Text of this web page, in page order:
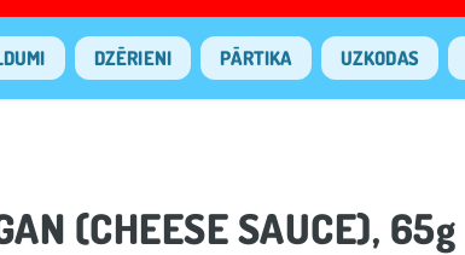
DZĒRIENI PĀRTIKA UZKODAS
(CHEESE SAUCE), 65g